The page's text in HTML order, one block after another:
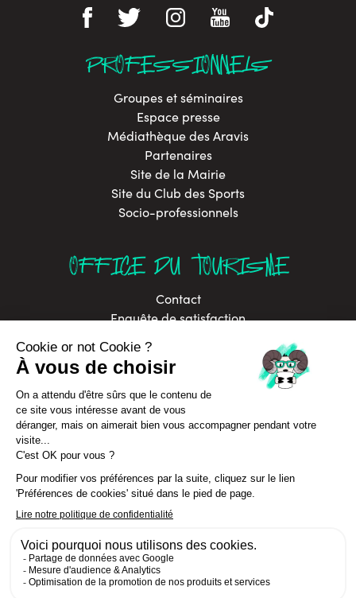
PROFESSIONNELS
Groupes et séminaires
Espace presse
Médiathèque des Aravis
Partenaires
Site de la Mairie
Site du Club des Sports
Socio-professionnels
OFFICE DU TOURISME
Contact
Enquête de satisfaction
Offres d’emploi
In Annecy Mountains
Développement durable
Politique de confidentialité
Assurance Annulation Séjours
CGV Séjours
© La Clusaz 2026 Tous droits réservés